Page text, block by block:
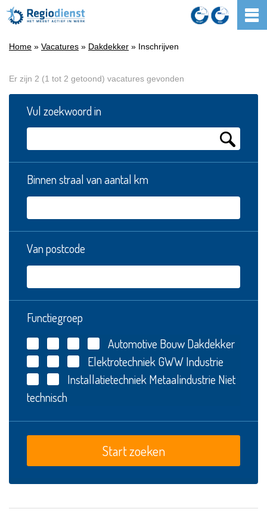
Home » Vacatures » Dakdekker » Inschrijven
Er zijn 2 (1 tot 2 getoond) vacatures gevonden
Vul zoekwoord in
Binnen straal van aantal km
Van postcode
Functiegroep
Automotive BouwDakdekker
Elektrotechniek GWWIndustrie
Installatietechniek Metaalindustrie Niet
technisch